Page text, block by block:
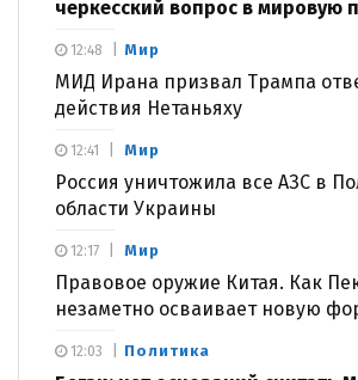
черкесский вопрос в мировую
Мир
МИД Ирана призвал Трампа
действия Нетаньяху
12:48
Мир
Россия уничтожила все АЗС в
области Украины
12:41
Мир
Правовое оружие Китая. Как
незаметно осваивает новую
12:17
Политика
12:03